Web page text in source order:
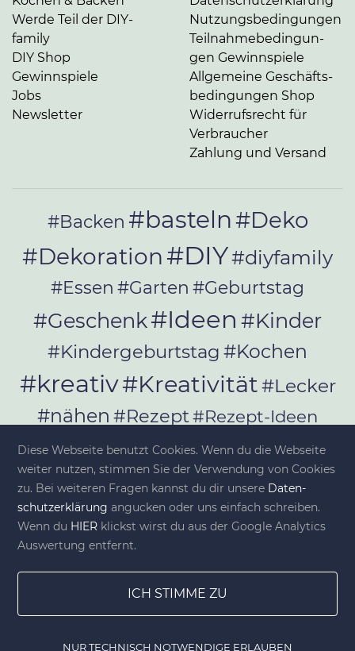
Werde Teil der DIY-
family
DIY Shop
Gewinnspiele
Jobs
Newsletter
Nut­zungs­be­din­gun­gen
Teil­nah­me­be­din­gun­
gen Gewinnspiele
Allgemeine Ge­schäfts­
be­din­gun­gen Shop
Widerrufsrecht für
Verbraucher
Zahlung und Versand
#Backen #basteln#Deko
#Dekoration #DIY#diyfamily
#Essen #Garten #Geburtstag
#Geschenk#Ideen #Kinder
#Kindergeburtstag #Kochen
#kreativ#Kreativität#Lecker
#nähen #Rezept#Rezept-Ideen
#Rezepte#selber_bauen
#selber_machen
#Selbermachen#selber_nähen
#Selfmade
#Upcycling#Werkeln
Diese Webseite benutzt Cookies. Wenn du die Webseite
weiter nutzen, stimmen Sie der Verwendung von Cookies
zu. Bei weiteren Fragen kannst du dir unsere Da­ten­
schutz­er­klä­rung angucken oder uns einfach schreiben.
Wenn du HIER klickst wirst du aus der Google Analytics
Auswertung entfernt.
ICH STIMME ZU
NUR TECHNISCH NOTWENDIGE ERLAUBEN